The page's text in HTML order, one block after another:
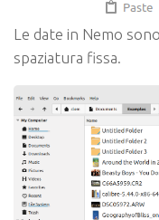
Le date in Nemo
spaziatura fissa.